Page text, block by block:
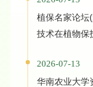
植保名家论坛
技术在植物保
2026-07-13
华南农业大学